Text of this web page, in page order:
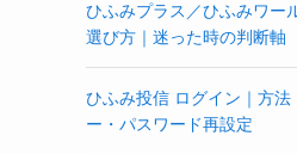
ひふみプラス／ひふみワー
選び方｜迷った時の判断軸
ひふみ投信 ログイン｜方法
ー・パスワード再設定